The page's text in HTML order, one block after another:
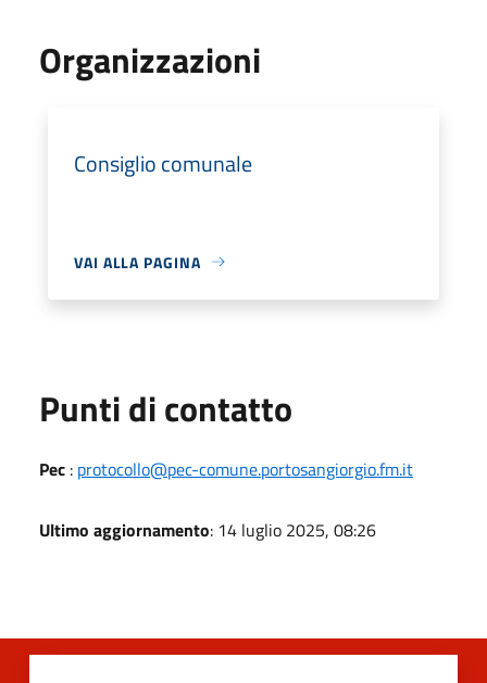
Organizzazioni
Consiglio comunale
VAI ALLA PAGINA
Punti di contatto
Pec : protocollo@pec-comune.portosangiorgio.fm.it
Ultimo aggiornamento: 14 luglio 2025, 08:26